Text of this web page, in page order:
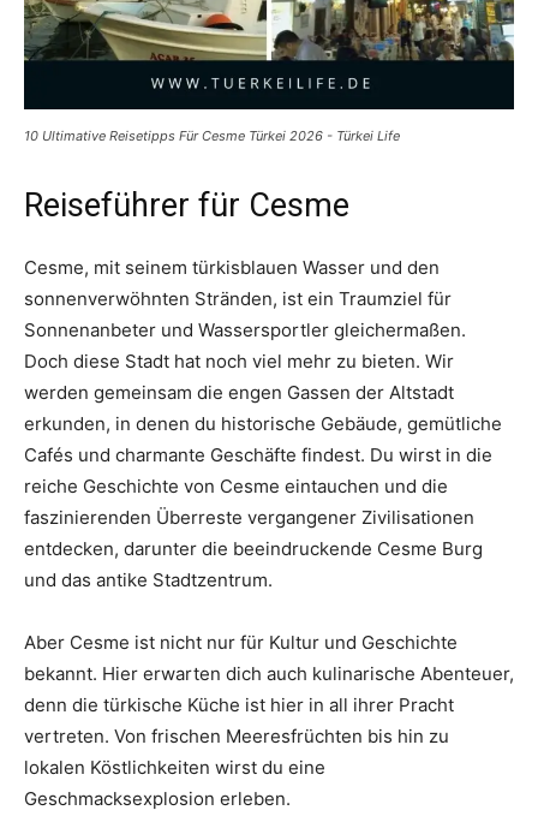
10 Ultimative Reisetipps Für Cesme Türkei 2026 - Türkei Life
Reiseführer für Cesme
Cesme, mit seinem türkisblauen Wasser und den
sonnenverwöhnten Stränden, ist ein Traumziel für
Sonnenanbeter und Wassersportler gleichermaßen.
Doch diese Stadt hat noch viel mehr zu bieten. Wir
werden gemeinsam die engen Gassen der Altstadt
erkunden, in denen du historische Gebäude, gemütliche
Cafés und charmante Geschäfte findest. Du wirst in die
reiche Geschichte von Cesme eintauchen und die
faszinierenden Überreste vergangener Zivilisationen
entdecken, darunter die beeindruckende Cesme Burg
und das antike Stadtzentrum.
Aber Cesme ist nicht nur für Kultur und Geschichte
bekannt. Hier erwarten dich auch kulinarische Abenteuer,
denn die türkische Küche ist hier in all ihrer Pracht
vertreten. Von frischen Meeresfrüchten bis hin zu
lokalen Köstlichkeiten wirst du eine
Geschmacksexplosion erleben.